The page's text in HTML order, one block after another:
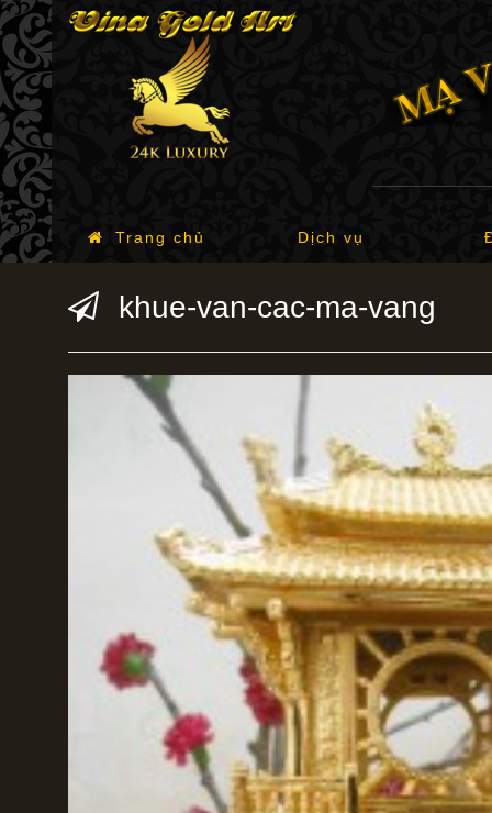
Trang chủ Dịch vụ
khue-van-cac-ma-vang